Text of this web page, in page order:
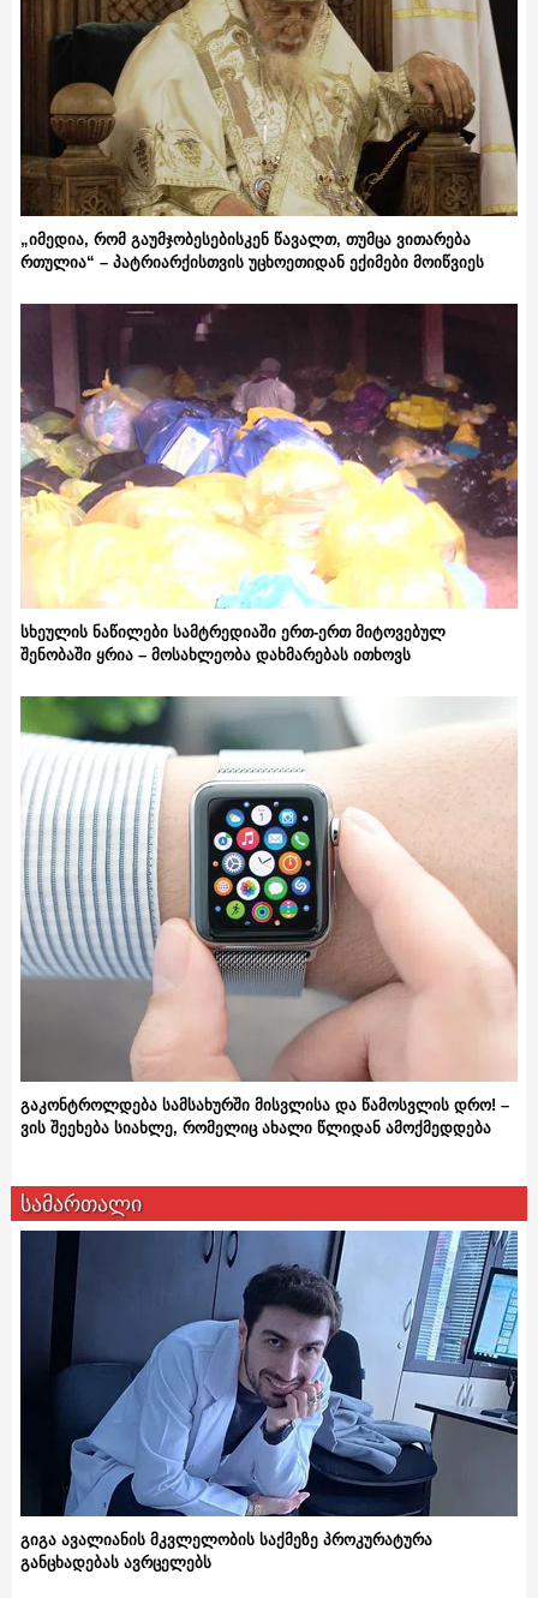
„იმედია, რომ გაუმჯობესებისკენ წავალთ, თუმცა ვითარება
რთულია“ – პატრიარქისთვის უცხოეთიდან ექიმები მოიწვიეს
სხეულის ნაწილები სამტრედიაში ერთ-ერთ მიტოვებულ
შენობაში ყრია – მოსახლეობა დახმარებას ითხოვს
გაკონტროლდება სამსახურში მისვლისა და წამოსვლის დრო! –
ვის შეეხება სიახლე, რომელიც ახალი წლიდან ამოქმედდება
სამართალი
გიგა ავალიანის მკვლელობის საქმეზე პროკურატურა
განცხადებას ავრცელებს